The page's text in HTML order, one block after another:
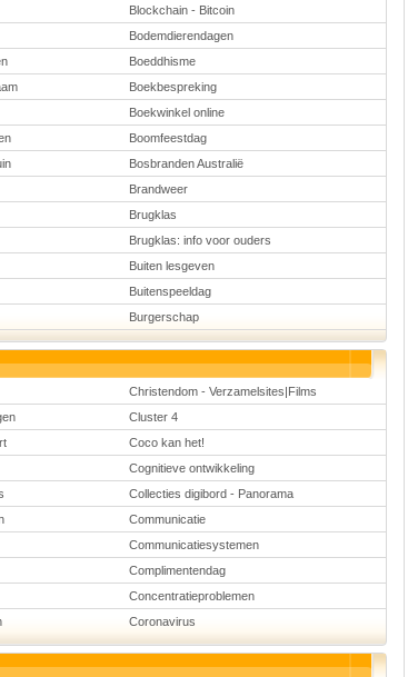
Blockchain - Bitcoin
Bodemdierendagen
Boeddhisme
Boekbespreking
Boekwinkel online
Boomfeestdag
Bosbranden Australië
Brandweer
Brugklas
Brugklas: info voor ouders
Buiten lesgeven
Buitenspeeldag
Burgerschap
Christendom - Verzamelsites|Films
Cluster 4
Coco kan het!
Cognitieve ontwikkeling
Collecties digibord - Panorama
Communicatie
Communicatiesystemen
Complimentendag
Concentratieproblemen
Coronavirus